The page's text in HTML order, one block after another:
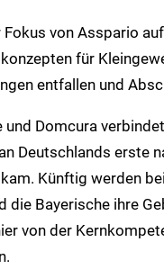
Fokus von Asspario
für
entfallen und
und Domcura
Deutschlands erste
Künftig werden
die Bayerische ihre
von der